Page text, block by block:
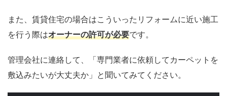
また、賃貸住宅の場合はこういったリフォームに近い施工
を行う際はオーナーの許可が必要です。
管理会社に連絡して、「専門業者に依頼してカーペットを
敷込みたいが大丈夫か」と聞いてみてください。